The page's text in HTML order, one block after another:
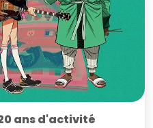
ans d'activité